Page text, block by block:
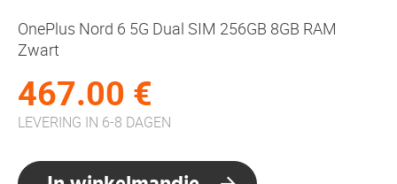
OnePlus Nord 6 5G Dual SIM 256GB 8GB RAM
Zwart
467.00 €
LEVERING IN 6-8 DAGEN